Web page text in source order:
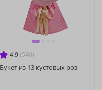
4.9 (540)
Букет из 13 кустовых роз